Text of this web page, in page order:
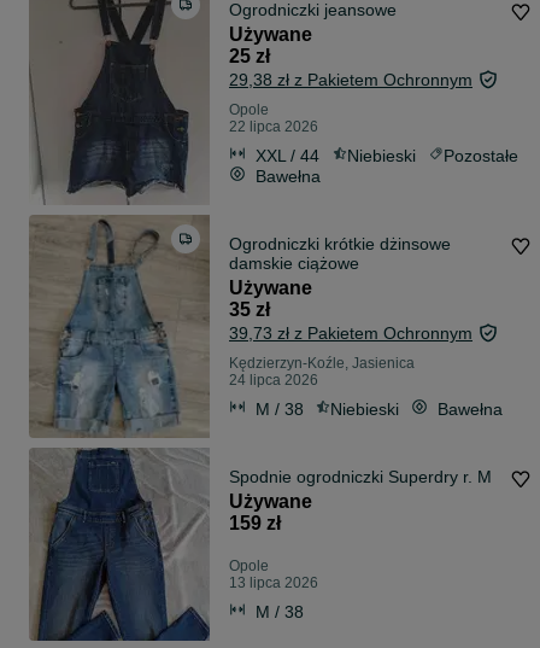
Ogrodniczki jeansowe
Używane
25 zł
29,38 zł z Pakietem Ochronnym
Opole
22 lipca 2026
XXL / 44 Niebieski
Pozostałe
Bawełna
Ogrodniczki krótkie dżinsowe
damskie ciążowe
Używane
35 zł
39,73 zł z Pakietem Ochronnym
Kędzierzyn-Koźle, Jasienica
24 lipca 2026
M / 38 Niebieski Bawełna
Spodnie ogrodniczki Superdry r. M
Używane
159 zł
Opole
13 lipca 2026
M / 38